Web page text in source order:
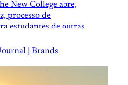
New College abre,
processo de
estudantes de outras
| Brands